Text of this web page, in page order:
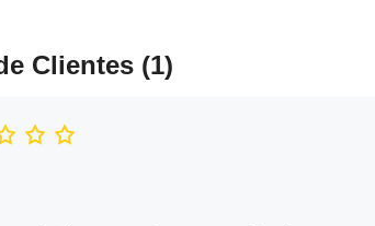
Clientes (1)